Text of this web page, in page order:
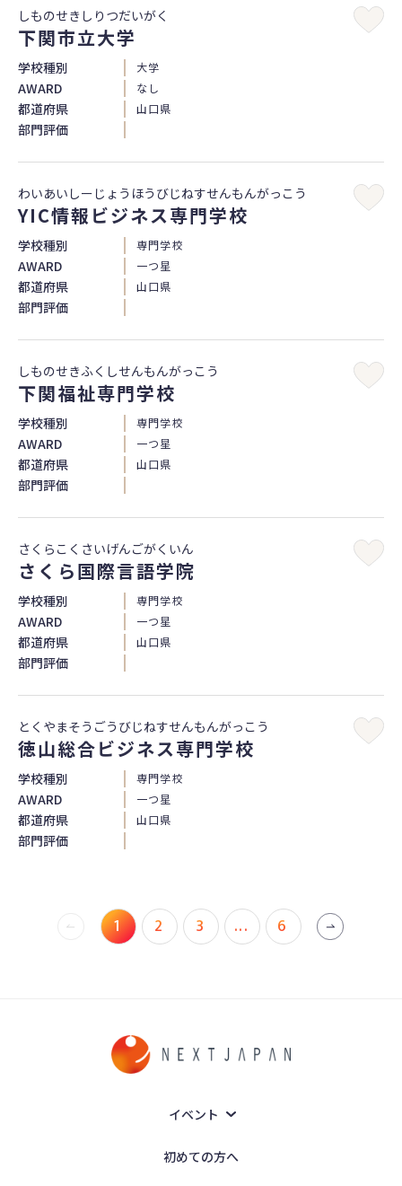
しものせきしりつだいがく
下関市立大学
学校種別 大学
AWARD なし
都道府県 山口県
部門評価
わいあいしーじょうほうびじねすせんもんがっこう
YIC情報ビジネス専門学校
学校種別 専門学校
AWARD 一つ星
都道府県 山口県
部門評価
しものせきふくしせんもんがっこう
下関福祉専門学校
学校種別 専門学校
AWARD 一つ星
都道府県 山口県
部門評価
さくらこくさいげんごがくいん
さくら国際言語学院
学校種別 専門学校
AWARD 一つ星
都道府県 山口県
部門評価
とくやまそうごうびじねすせんもんがっこう
徳山総合ビジネス専門学校
学校種別 専門学校
AWARD 一つ星
都道府県 山口県
部門評価
1 2 3 ... 6
イベント
初めての方へ